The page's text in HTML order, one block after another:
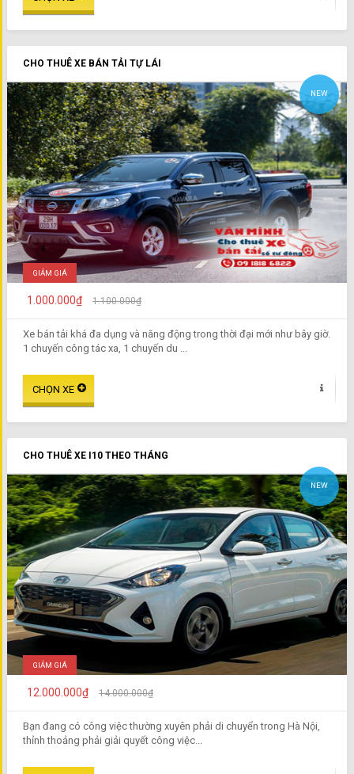
CHO THUÊ XE BÁN TẢI TỰ LÁI
NEW
GIẢM GIÁ
1.000.000₫ 1.100.000₫
Xe bán tải khá đa dụng và năng động trong thời đại mới như bây giờ.
1 chuyến công tác xa, 1 chuyến du ...
CHO THUÊ XE I10 THEO THÁNG
NEW
GIẢM GIÁ
12.000.000₫ 14.000.000₫
Bạn đang có công việc thường xuyên phải di chuyển trong Hà Nội,
thỉnh thoảng phải giải quyết công việc...